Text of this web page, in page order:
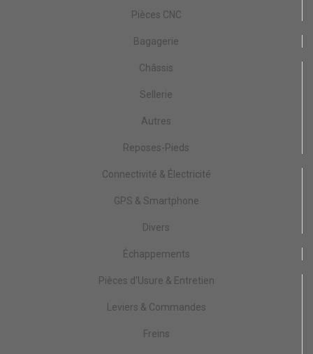
Pièces CNC
Bagagerie
Châssis
Sellerie
Autres
Reposes-Pieds
Connectivité & Électricité
GPS & Smartphone
Divers
Échappements
Pièces d'Usure & Entretien
Leviers & Commandes
Freins